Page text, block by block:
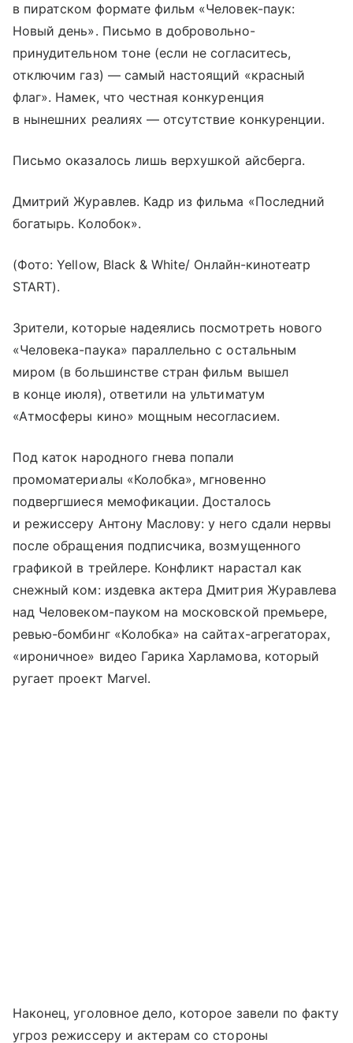
в пиратском формате фильм «Человек-паук:
Новый день». Письмо в добровольно-
принудительном тоне (если не согласитесь,
отключим газ) — самый настоящий «красный
флаг». Намек, что честная конкуренция
в нынешних реалиях — отсутствие конкуренции.
Письмо оказалось лишь верхушкой айсберга.
Дмитрий Журавлев. Кадр из фильма «Последний
богатырь. Колобок».
(Фото: Yellow, Black & White/ Онлайн-кинотеатр
START).
Зрители, которые надеялись посмотреть нового
«Человека-паука» параллельно с остальным
миром (в большинстве стран фильм вышел
в конце июля), ответили на ультиматум
«Атмосферы кино» мощным несогласием.
Под каток народного гнева попали
промоматериалы «Колобка», мгновенно
подвергшиеся мемофикации. Досталось
и режиссеру Антону Маслову: у него сдали нервы
после обращения подписчика, возмущенного
графикой в трейлере. Конфликт нарастал как
снежный ком: издевка актера Дмитрия Журавлева
над Человеком-пауком на московской премьере,
ревью-бомбинг «Колобка» на сайтах-агрегаторах,
«ироничное» видео Гарика Харламова, который
ругает проект Marvel.
Наконец, уголовное дело, которое завели по факту
угроз режиссеру и актерам со стороны